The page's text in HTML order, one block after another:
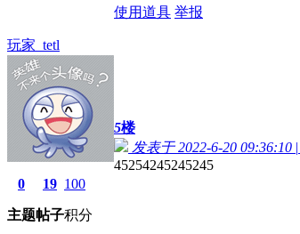
使用道具 举报
玩家_tetl
0
主题
19
帖子
100
积分
5楼
发表于 2022-6-20 09:36:10 |
45254245245245